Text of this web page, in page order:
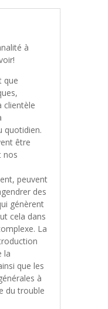
à
que
clientèle
quotidien.
être
nos
peuvent
des
génèrent
cela dans
La
la
que les
à
du trouble